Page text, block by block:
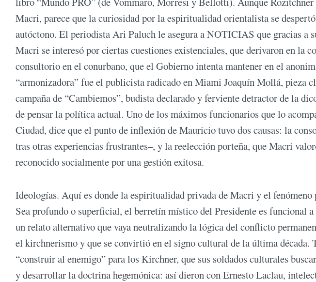
Macri, parece que la curiosidad por la espiritualidad orientalista se
autóctono. El periodista Ari Paluch le asegura a NOTICIAS que gracias a
Macri se interesó por ciertas cuestiones existenciales, que derivaron en la
consultorio en el conurbano, que el Gobierno intenta mantener en el
“armonizadora” fue el publicista radicado en Miami Joaquín Mollá, pieza
campaña de “Cambiemos”, budista declarado y ferviente detractor de la
de pensar la política actual. Uno de los máximos funcionarios que lo
Ciudad, dice que el punto de inflexión de Mauricio tuvo dos causas: la
tras otras experiencias frustrantes–, y la reelección porteña, que Macri
reconocido socialmente por una gestión exitosa.
Ideologías. Aquí es donde la espiritualidad privada de Macri y el
Sea profundo o superficial, el berretín místico del Presidente es funcional
un relato alternativo que vaya neutralizando la lógica del conflicto
el kirchnerismo y que se convirtió en el signo cultural de la última década.
“construir al enemigo” para los Kirchner, que sus soldados culturales
y desarrollar la doctrina hegemónica: así dieron con Ernesto Laclau,